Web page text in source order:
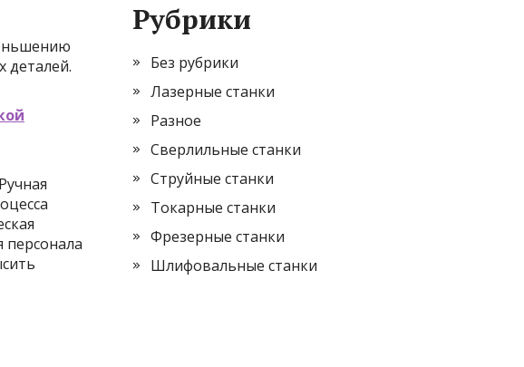
деталей.
персонала
Рубрики
Без рубрики
Лазерные станки
Разное
Сверлильные станки
Струйные станки
Токарные станки
Фрезерные станки
Шлифовальные станки